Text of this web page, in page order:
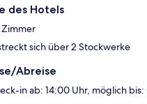
des Hotels
sich über 2 Stockwerke
Abreise
in ab: 14:00 Uhr, möglich